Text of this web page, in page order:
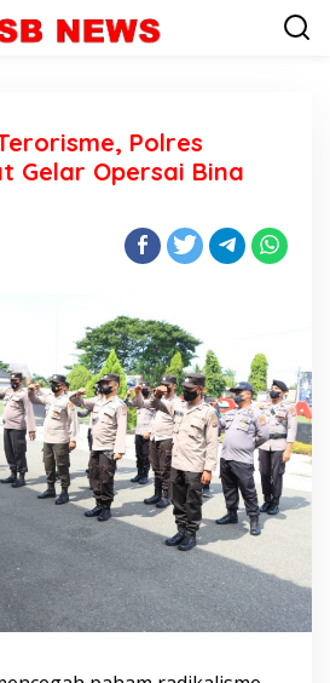
Polres
Gelar Opersai Bina